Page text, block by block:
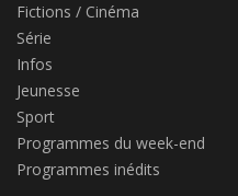
Fictions / Cinéma
Série
Infos
Jeunesse
Sport
Programmes du week-end
Programmes inédits